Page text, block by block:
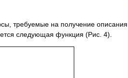
требуемые на получение описания
следующая функция (Рис. 4).